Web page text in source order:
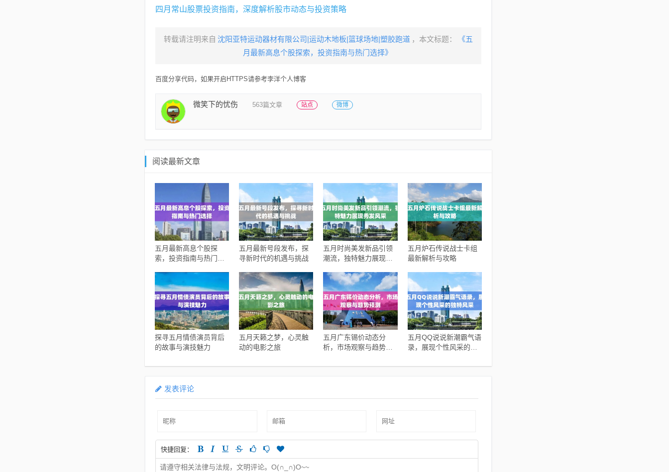
四月常山股票投资指南，深度解析股市动态与投资策略
转载请注明来自 沈阳亚特运动器材有限公司|运动木地板|篮球场地|塑胶跑道 ，本文标题：
《五
月最新高息个股探索，投资指南与热门选择》
百度分享代码，如果开启HTTPS请参考李洋个人博客
微笑下的忧伤 563篇文章 站点 微博
阅读最新文章
五月最新高息个股探
索，投资指南与热门选
五月最新号段发布，探
寻新时代的机遇与挑战
五月时尚美发新品引领
潮流，独特魅力展现秀
五月炉石传说战士卡组
最新解析与攻略
探寻五月情债演员背后
的故事与演技魅力
五月天籁之梦，心灵触
动的电影之旅
五月广东锡价动态分
析，市场观察与趋势预
五月QQ说说新潮霸气语
录，展现个性风采的独
发表评论
快捷回复：